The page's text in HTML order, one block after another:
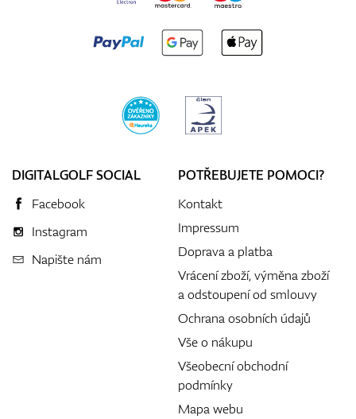
DIGITALGOLF SOCIAL
Facebook
Instagram
Napište nám
POTŘEBUJETE POMOCI?
Kontakt
Impressum
Doprava a platba
Vrácení zboží, výměna zboží
a odstoupení od smlouvy
Ochrana osobních údajů
Vše o nákupu
Všeobecní obchodní
podmínky
Mapa webu